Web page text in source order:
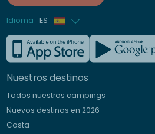
Idioma ES
Francés
Inglés
Alemán
Nuestros destinos
Todos nuestros campings
Nuevos destinos en 2026
Costa